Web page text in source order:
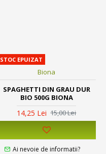
STOC EPUIZAT
Biona
SPAGHETTI DIN GRAU DUR
BIO 500G BIONA
14,25 Lei 15,00 Lei
Ai nevoie de informatii?